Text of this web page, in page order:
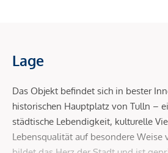
Lage
Das Objekt befindet sich in bester
historischen Hauptplatz von Tulln –
städtische Lebendigkeit, kulturelle
Lebensqualität auf besondere Weise